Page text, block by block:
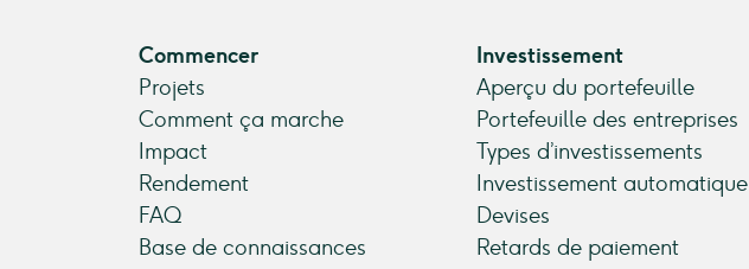
Commencer
Projets
Comment ça marche
Impact
Rendement
FAQ
Base de connaissances
Investissement
Aperçu du portefeuille
Portefeuille des entreprises
Types d’investissements
Investissement automatique
Devises
Retards de paiement